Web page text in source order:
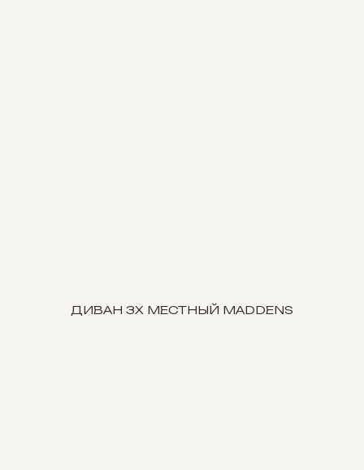
ДИВАН 3Х МЕСТНЫЙ MADDENS